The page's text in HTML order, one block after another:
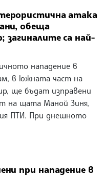
атака
обеща
са най-
нападение в
в южната част на
ще бъдат изправени
на щата Маной Зиня,
ПТИ. При днешното
при нападение в